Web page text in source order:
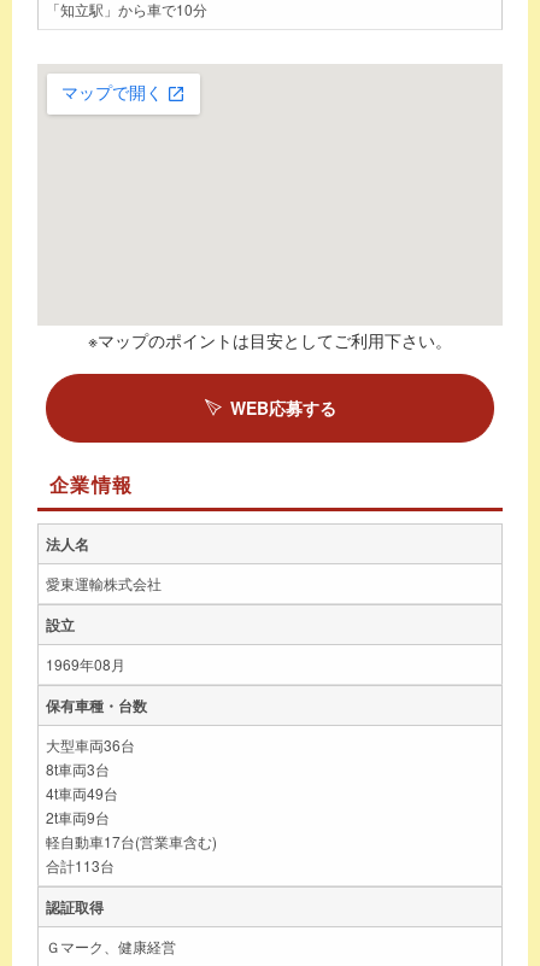
「知立駅」から車で10分
※マップのポイントは目安としてご利用下さい。
WEB応募する
企業情報
法人名
愛東運輸株式会社
設立
1969年08月
保有車種・台数
大型車両36台
8t車両3台
4t車両49台
2t車両9台
軽自動車17台(営業車含む)
合計113台
認証取得
Ｇマーク、健康経営